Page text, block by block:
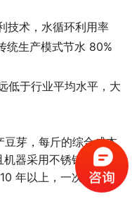
技术，水循环利用率
统生产模式节水 80%
低于行业平均水平，大
芽，每斤的综合成本
器采用不锈钢、纳米
年以上，一次投资，